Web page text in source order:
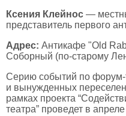
Ксения Клейнос —
представитель первого
Адрес: Антикафе "Old
Соборный (по-старому
Серию событий по форум-
и вынужденных
рамках проекта
театра” проведет в